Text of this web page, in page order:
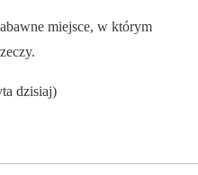
miejsce, w którym
dzisiaj)